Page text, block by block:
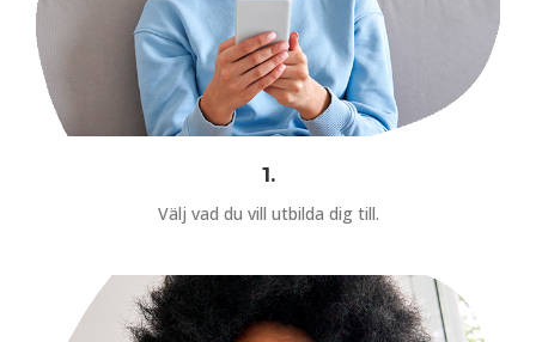
1.
Välj vad du vill utbilda dig till.